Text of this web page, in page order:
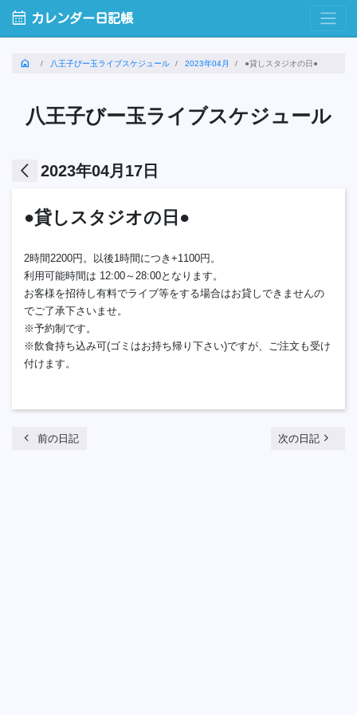
calendar_month カレンダー日記帳
home 八王子びー玉ライブスケジュール 2023年04月 ●貸しスタジオの日●
八王子びー玉ライブスケジュール
arrow_back_ios 2023年04月17日
●貸しスタジオの日●
2時間2200円。以後1時間につき+1100円。
利用可能時間は 12:00～28:00となります。
お客様を招待し有料でライブ等をする場合はお貸しできませんの
でご了承下さいませ。
※予約制です。
※飲食持ち込み可(ゴミはお持ち帰り下さい)ですが、ご注文も受け
付けます。
chevron_left 前の日記 次の日記 navigate_next